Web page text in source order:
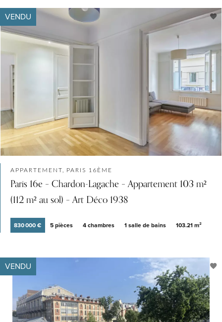
APPARTEMENT, PARIS 16ÈME
Paris 16e – Chardon-Lagache – Appartement 103 m²
(112 m² au sol) – Art Déco 1938
830 000 € 5 pièces 4 chambres 1 salle de bains 103.21 m²
VENDU
VENDU